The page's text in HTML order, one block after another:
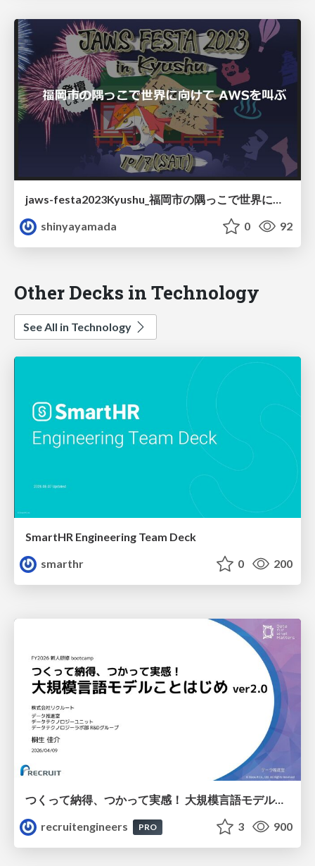
jaws-festa2023Kyushu_福岡市の隅っこで世界に向けてAWSを叫ぶ
shinyayamada
0 92
Other Decks in Technology
See All in Technology
SmartHR Engineering Team Deck
smarthr
0 200
つくって納得、つかって実感！ 大規模言語モデルことはじめ ver2.0
recruitengineers
PRO 3 900